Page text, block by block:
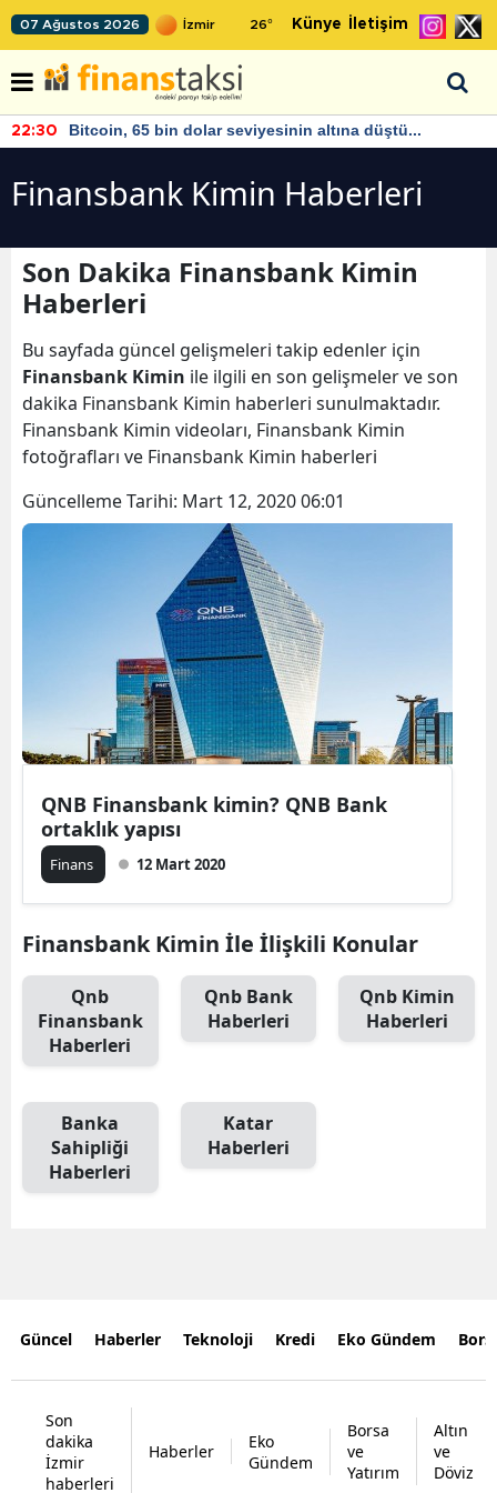
07 Ağustos 2026 26° Künye İletişim
22:30 Bitcoin, 65 bin dolar seviyesinin altına düştü...
Finansbank Kimin Haberleri
Son Dakika Finansbank Kimin
Haberleri
Bu sayfada güncel gelişmeleri takip edenler için
Finansbank Kimin ile ilgili en son gelişmeler ve son
dakika Finansbank Kimin haberleri sunulmaktadır.
Finansbank Kimin videoları, Finansbank Kimin
fotoğrafları ve Finansbank Kimin haberleri
Güncelleme Tarihi: Mart 12, 2020 06:01
QNB Finansbank kimin? QNB Bank
ortaklık yapısı
Finans 12 Mart 2020
Finansbank Kimin İle İlişkili Konular
Qnb
Finansbank
Haberleri
Qnb Bank
Haberleri
Qnb Kimin
Haberleri
Banka
Sahipliği
Haberleri
Katar
Haberleri
Güncel Haberler Teknoloji Kredi Eko Gündem
Son
dakika
İzmir
haberleri
Haberler
Eko
Gündem
Borsa
ve
Yatırım
Altın
ve
Döviz